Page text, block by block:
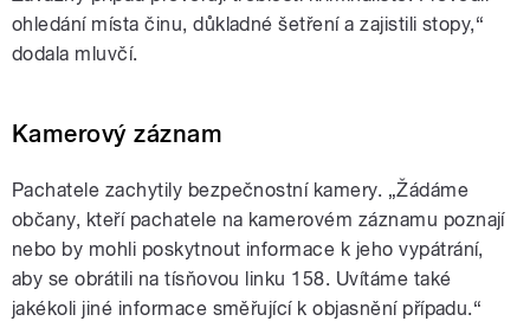
ohledání místa činu, důkladné šetření a zajistili stopy,“
dodala mluvčí.
Kamerový záznam
Pachatele zachytily bezpečnostní kamery. „Žádáme
občany, kteří pachatele na kamerovém záznamu poznají
nebo by mohli poskytnout informace k jeho vypátrání,
aby se obrátili na tísňovou linku 158. Uvítáme také
jakékoli jiné informace směřující k objasnění případu.“